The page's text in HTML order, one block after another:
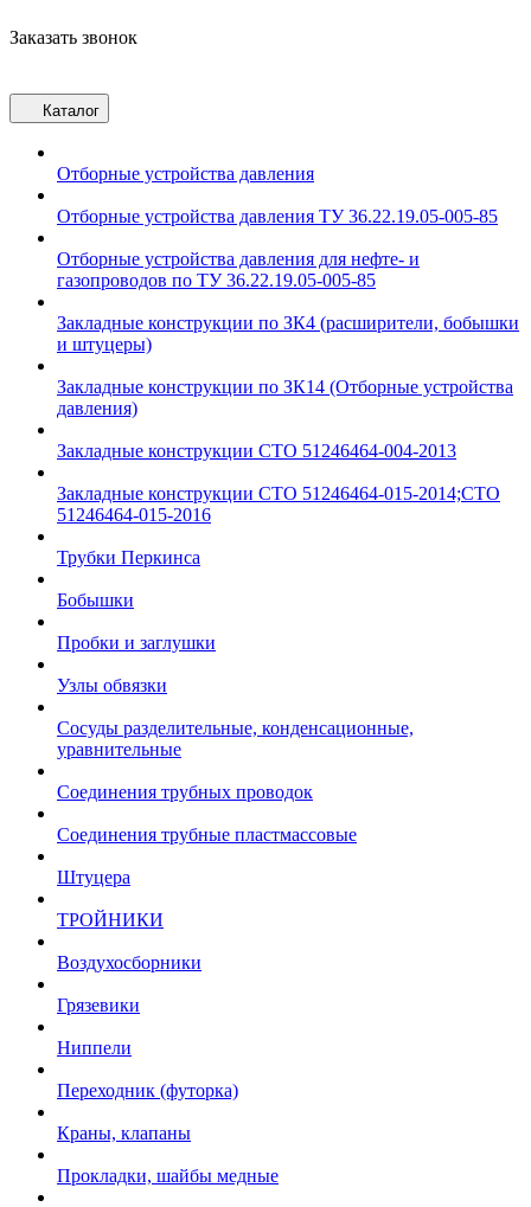
Заказать звонок
Каталог
Отборные устройства давления
Отборные устройства давления ТУ 36.22.19.05-005-85
Отборные устройства давления для нефте- и
газопроводов по ТУ 36.22.19.05-005-85
Закладные конструкции по ЗК4 (расширители, бобышки
и штуцеры)
Закладные конструкции по ЗК14 (Отборные устройства
давления)
Закладные конструкции СТО 51246464-004-2013
Закладные конструкции СТО 51246464-015-2014;СТО
51246464-015-2016
Трубки Перкинса
Бобышки
Пробки и заглушки
Узлы обвязки
Сосуды разделительные, конденсационные,
уравнительные
Соединения трубных проводок
Соединения трубные пластмассовые
Штуцера
ТРОЙНИКИ
Воздухосборники
Грязевики
Ниппели
Переходник (футорка)
Краны, клапаны
Прокладки, шайбы медные